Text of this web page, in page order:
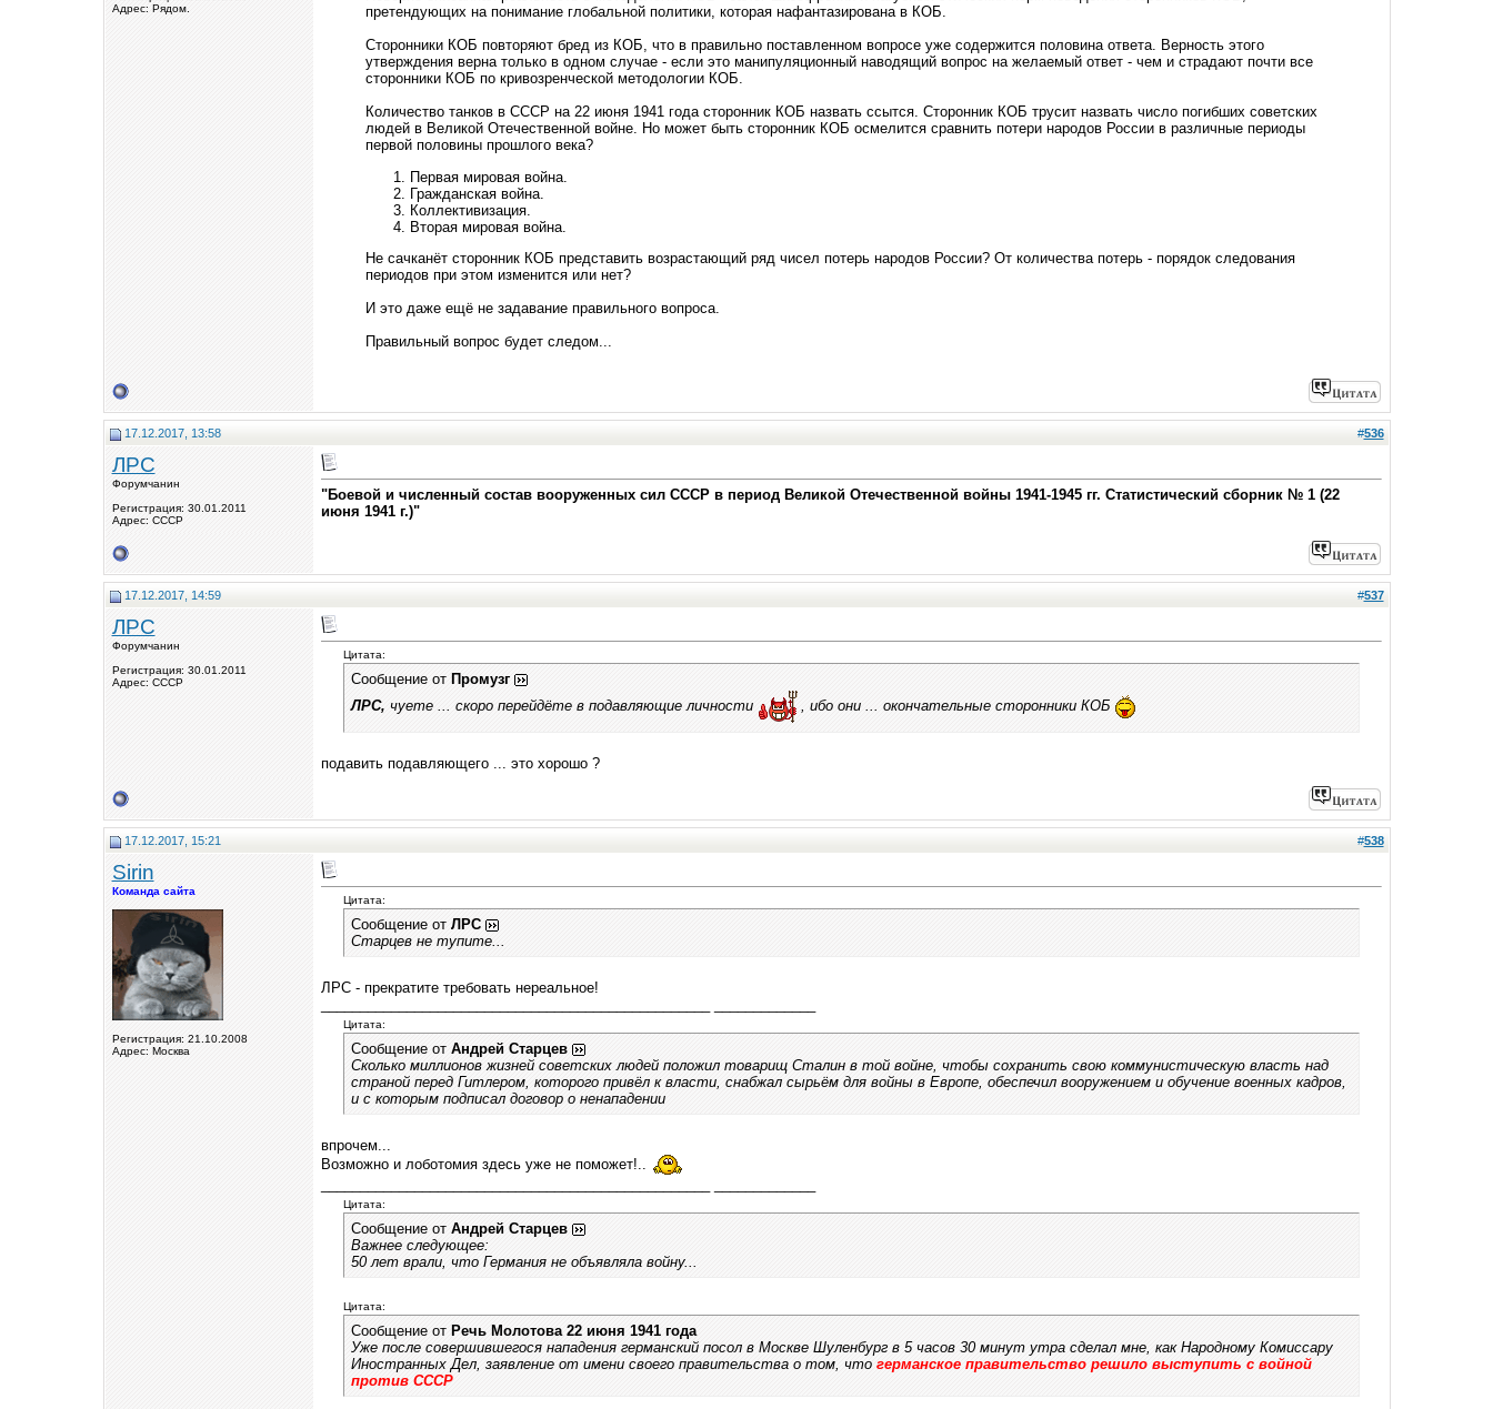
Адрес: Рядом.
претендующих на понимание глобальной политики, которая нафантазирована в КОБ.
Сторонники КОБ повторяют бред из КОБ, что в правильно поставленном вопросе уже содержится половина ответа. Верность этого
утверждения верна только в одном случае - если это манипуляционный наводящий вопрос на желаемый ответ - чем и страдают почти все
сторонники КОБ по кривозренческой методологии КОБ.
Количество танков в СССР на 22 июня 1941 года сторонник КОБ назвать ссытся. Сторонник КОБ трусит назвать число погибших советских
людей в Великой Отечественной войне. Но может быть сторонник КОБ осмелится сравнить потери народов России в различные периоды
первой половины прошлого века?
Первая мировая война.
Гражданская война.
Коллективизация.
Вторая мировая война.
Не сачканёт сторонник КОБ представить возрастающий ряд чисел потерь народов России? От количества потерь - порядок следования
периодов при этом изменится или нет?
И это даже ещё не задавание правильного вопроса.
Правильный вопрос будет следом...
17.12.2017, 13:58 #536
ЛРС
Форумчанин
Регистрация: 30.01.2011
Адрес: СССР
"Боевой и численный состав вооруженных сил СССР в период Великой Отечественной войны 1941-1945 гг. Статистический сборник № 1 (22
июня 1941 г.)"
17.12.2017, 14:59 #537
ЛРС
Форумчанин
Регистрация: 30.01.2011
Адрес: СССР
Цитата:
Сообщение от Промузг
ЛРС, чуете ... скоро перейдёте в подавляющие личности , ибо они ... окончательные сторонники КОБ
подавить подавляющего ... это хорошо ?
17.12.2017, 15:21 #538
Sirin
Команда сайта
Регистрация: 21.10.2008
Адрес: Москва
Цитата:
Сообщение от ЛРС
Старцев не тупите...
ЛРС - прекратите требовать нереальное!
Цитата:
Сообщение от Андрей Старцев
Сколько миллионов жизней советских людей положил товарищ Сталин в той войне, чтобы сохранить свою коммунистическую власть над
страной перед Гитлером, которого привёл к власти, снабжал сырьём для войны в Европе, обеспечил вооружением и обучение военных кадров,
и с которым подписал договор о ненападении
впрочем...
Возможно и лоботомия здесь уже не поможет!..
Цитата:
Сообщение от Андрей Старцев
Важнее следующее:
50 лет врали, что Германия не объявляла войну...
Цитата:
Сообщение от Речь Молотова 22 июня 1941 года
Уже после совершившегося нападения германский посол в Москве Шуленбург в 5 часов 30 минут утра сделал мне, как Народному Комиссару
Иностранных Дел, заявление от имени своего правительства о том, чтогерманское правительство решило выступить с войной
против СССР